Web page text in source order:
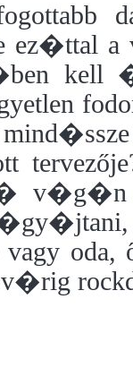
a
kell
v�rig